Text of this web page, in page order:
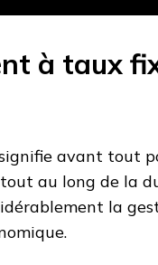
à taux
avant tout
au long de la
la